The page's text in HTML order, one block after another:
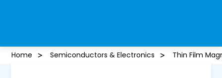
Home Semiconductors & Electronics Thin Film